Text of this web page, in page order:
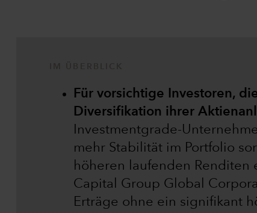
Für vorsichtige Investoren,
Diversifikation ihrer
Investmentgrade-
mehr Stabilität im Portfolio
höheren laufenden Renditen
Capital Group Global
Erträge ohne ein signifikant